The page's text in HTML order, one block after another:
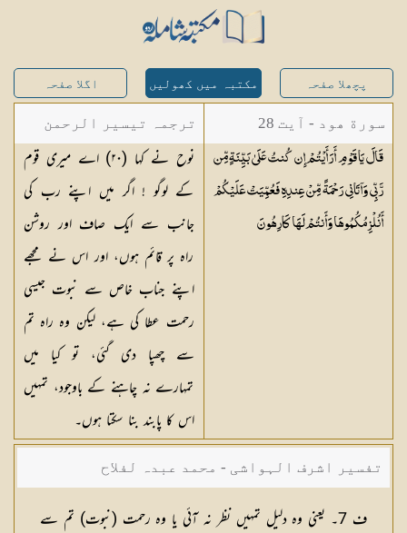
پچھلا صفحہ مکتبہ میں کھولیں اگلا صفحہ
سورة ھود - آیت 28
قَالَ يَا قَوْمِ أَرَأَيْتُمْ إِن كُنتُ عَلَىٰ بَيِّنَةٍ مِّن
رَّبِّي وَآتَانِي رَحْمَةً مِّنْ عِندِهِ فَعُمِّيَتْ عَلَيْكُمْ
أَنُلْزِمُكُمُوهَا وَأَنتُمْ لَهَا كَارِهُونَ
ترجمہ تیسیر الرحمن
لبیان القرآن - محمد
لقمان سلفی
نوح نے کہا (٢٠) اے میری قوم
کے لوگو ! اگر میں اپنے رب کی
جانب سے ایک صاف اور روشن
راہ پر قائم ہوں، اور اس نے مجھے
اپنے جناب خاص سے نبوت جیسی
رحمت عطا کی ہے، لیکن وہ راہ تم
سے چھپا دی گئی، تو کیا میں
تمہارے نہ چاہنے کے باوجود، تمہیں
اس کا پابند بنا سکتا ہوں۔
تفسیر اشرف الہواشی - محمد عبدہ لفلاح
ف 7۔ یعنی وہ دلیل تمہیں نظر نہ آئی یا وہ رحمت (نبوت) تم سے